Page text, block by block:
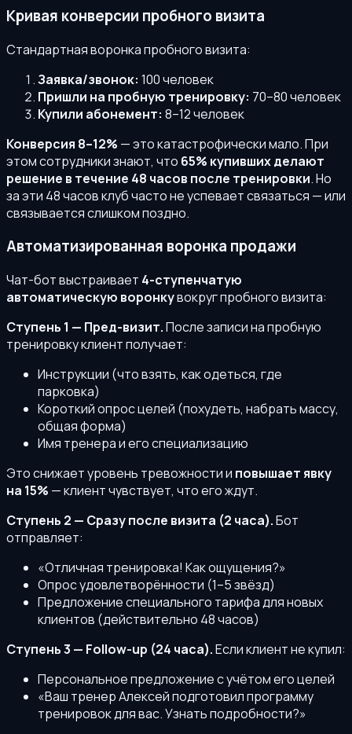
Кривая конверсии пробного визита
Стандартная воронка пробного визита:
Заявка/звонок: 100 человек
Пришли на пробную тренировку: 70–80 человек
Купили абонемент: 8–12 человек
Конверсия 8–12% — это катастрофически мало. При
этом сотрудники знают, что 65% купивших делают
решение в течение 48 часов после тренировки. Но
за эти 48 часов клуб часто не успевает связаться — или
связывается слишком поздно.
Автоматизированная воронка продажи
Чат-бот выстраивает 4-ступенчатую
автоматическую воронкувокруг пробного визита:
Ступень 1 — Пред-визит.После записи на пробную
тренировку клиент получает:
Инструкции (что взять, как одеться, где
парковка)
Короткий опрос целей (похудеть, набрать массу,
общая форма)
Имя тренера и его специализацию
Это снижает уровень тревожности и повышает явку
на 15% — клиент чувствует, что его ждут.
Ступень 2 — Сразу после визита (2 часа).Бот
отправляет:
«Отличная тренировка! Как ощущения?»
Опрос удовлетворённости (1–5 звёзд)
Предложение специального тарифа для новых
клиентов (действительно 48 часов)
Ступень 3 — Follow-up (24 часа).Если клиент не купил:
Персональное предложение с учётом его целей
«Ваш тренер Алексей подготовил программу
тренировок для вас. Узнать подробности?»